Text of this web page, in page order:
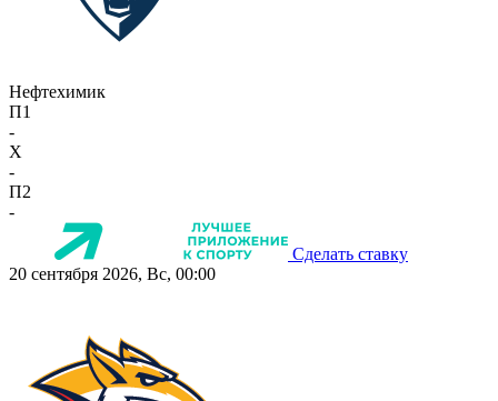
Нефтехимик
П1
-
X
-
П2
-
Сделать ставку
20 сентября 2026, Вс, 00:00